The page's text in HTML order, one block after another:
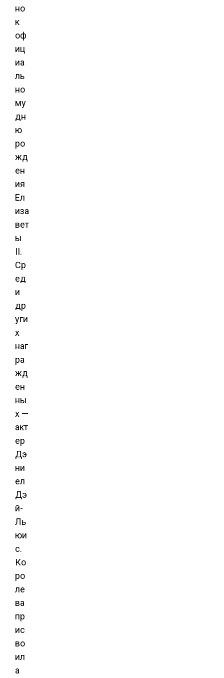
но
к
оф
иц
иа
ль
но
му
дн
ю
ро
жд
ен
ия
Ел
иза
вет
ы
II.
Ср
ед
и
др
уги
х
наг
ра
жд
ен
ны
х —
акт
ер
Дэ
ни
ел
Дэ
й-
Ль
юи
с.
Ко
ро
ле
ва
пр
ис
во
ил
а